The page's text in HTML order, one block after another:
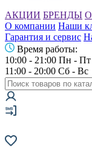
АКЦИИ БРЕНДЫ
О компании Наши
Гарантия и сервис
Время работы:
10:00 - 21:00 Пн - Пт
11:00 - 20:00 Сб - Вс